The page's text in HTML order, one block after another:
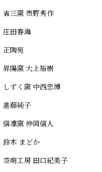
省三窯 市野秀作
庄田春海
正陶苑
昇陽窯 大上裕樹
しずく窯 中西忠博
進藤純子
信凜窯 仲岡信人
鈴木 まどか
空萌工房 田口紀美子